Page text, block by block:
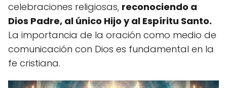
celebraciones religiosas, reconociendo a
Dios Padre, al único Hijo y al Espíritu Santo.
La importancia de la oración como medio de
comunicación con Dios es fundamental en la
fe cristiana.